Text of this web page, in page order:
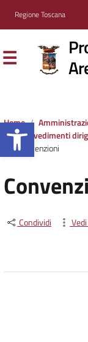
Apri la
Regione Toscana
Home
Provvedimenti
Convenzioni
Condividi